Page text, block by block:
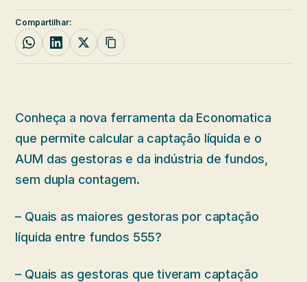
Compartilhar:
Conheça a nova ferramenta da Economatica
que permite calcular a captação líquida e o
AUM das gestoras e da indústria de fundos,
sem dupla contagem.
– Quais as maiores gestoras por captação
líquida entre fundos 555?
– Quais as gestoras que tiveram captação